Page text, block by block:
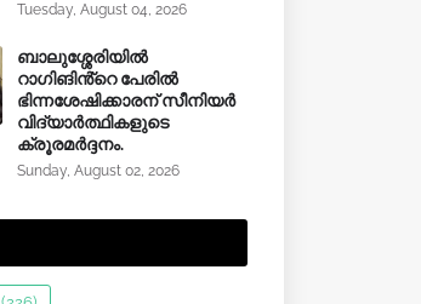
Tuesday, August 04, 2026
ബാലുശ്ശേരിയിൽ
റാഗിങിൻ്റെ പേരിൽ
ഭിന്നശേഷിക്കാരന് സീനിയർ
വിദ്യാർത്ഥികളുടെ
ക്രൂരമര്‍ദ്ദനം.
Sunday, August 02, 2026